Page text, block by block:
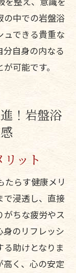
の中での岩盤浴
ュできる貴重な
自身の内なる
可能です。
！岩盤浴
ット
たらす健康メリ
で浸透し、直接
がちな疲労やス
身のリフレッシ
助けとなりま
高く、心の安定